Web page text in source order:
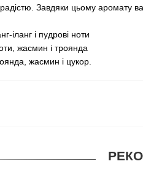
Завдяки цьому аромату
іланг і пудрові ноти
жасмин і троянда
жасмин і цукор.